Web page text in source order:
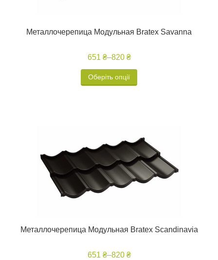
Металлочерепица Модульная Bratex Savanna
651 ₴–820 ₴
Оберіть опції
Металлочерепица Модульная Bratex Scandinavia
651 ₴–820 ₴